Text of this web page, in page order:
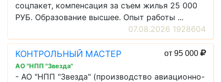
соцпакет, компенсация за съем жилья 25 000
РУБ. Образование высшее. Опыт работы ...
07.08.2026 1928604
КОНТРОЛЬНЫЙ МАСТЕР от 95 000
АО "НПП "Звезда"
- АО "НПП "Звезда" (производство авиационно-